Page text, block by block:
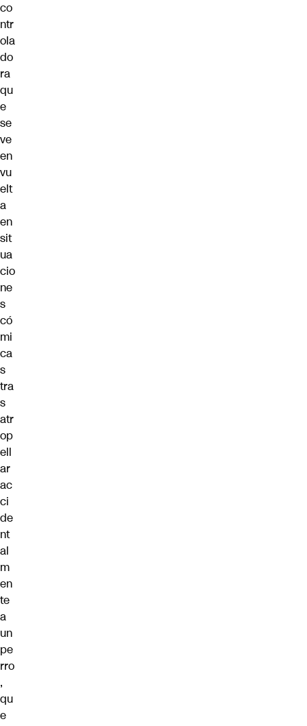
co
ntr
ola
do
ra
qu
e
se
ve
en
vu
elt
a
en
sit
ua
cio
ne
s
có
mi
ca
s
tra
s
atr
op
ell
ar
ac
ci
de
nt
al
m
en
te
a
un
pe
rro
,
qu
e